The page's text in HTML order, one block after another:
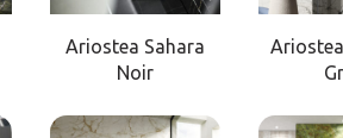
Ariostea Sahara
Noir